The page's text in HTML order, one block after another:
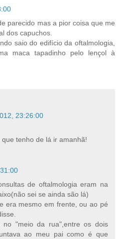
parecido mas a pior coisa que me
dos capuchos.
saio do edifício da oftalmologia,
maca tapadinho pelo lençol à
23:26:00
tenho de lá ir amanhã!
de oftalmologia eram na
sei se ainda são lá)
era mesmo em frente, ou ao pé
no "meio da rua",entre os dois
ao meu pai como é que